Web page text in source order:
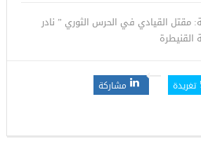
مقتل القيادي في الحرس الثوري ” نادر
تغريدة
مشاركة